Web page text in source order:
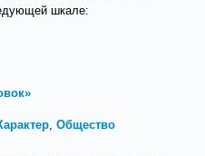
шкале:
, Общество